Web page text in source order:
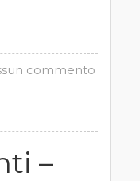
commento
–